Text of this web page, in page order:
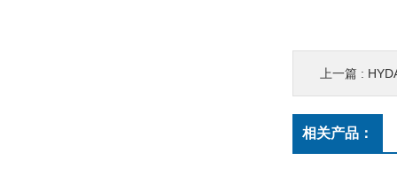
上一篇 :
相关产品：